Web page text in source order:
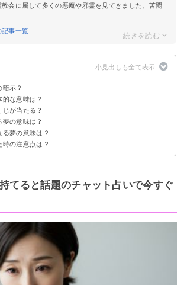
会に属して多くの悪魔や邪霊を見てきました。苦悶
記事一覧
示？
な意味は？
示
示
味が決まる
が当たる？
の盗まれる夢なら当たるかも
宝くじが当たった体験談
夢の意味は？
【吉夢】
夢【吉夢】
夢【吉夢】
る夢【吉夢】
【吉夢】
夢【警告夢】
る夢【吉夢】
【警告夢】
る夢【吉夢】
夢【警告夢】
夢【警告夢】
まれる夢【警告夢】
【吉夢】
夢【吉夢】
夢【警告夢】
夢【警告夢】
る夢の意味は？
く夢【警告夢】
す夢【吉夢】
る夢【吉夢】
夢【吉夢】
夢【吉夢】
【吉夢】
の注意点は？
さない
内容を人に話す
てると話題のチャット占いで今すぐ